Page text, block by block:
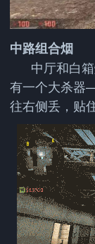
中路组合烟
中厅和白箱
有一个大杀器
往右侧丢，贴